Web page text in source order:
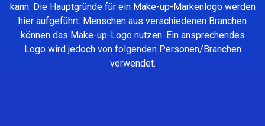
kann. Die Hauptgründe für ein Make-up-Markenlogo werden
hier aufgeführt. Menschen aus verschiedenen Branchen
können das Make-up-Logo nutzen. Ein ansprechendes
Logo wird jedoch von folgenden Personen/Branchen
verwendet.